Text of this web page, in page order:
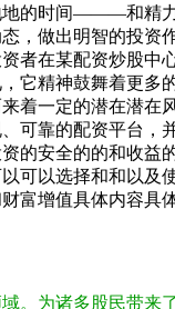
的时间———和精
，做出明智的投资
者在某配资炒股中
它精神鼓舞着更
着一定的潜在潜在
可靠的配资平台，
的安全的的和收益
可以选择和和以及
富增值具体内容具
。为诸多股民带来